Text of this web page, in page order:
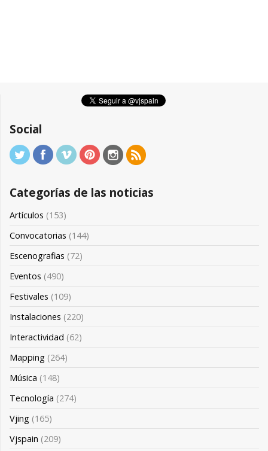
Social
Categorías de las noticias
Artículos (153)
Convocatorias (144)
Escenografias (72)
Eventos (490)
Festivales (109)
Instalaciones (220)
Interactividad (62)
Mapping (264)
Música (148)
Tecnología (274)
Vjing (165)
Vjspain (209)